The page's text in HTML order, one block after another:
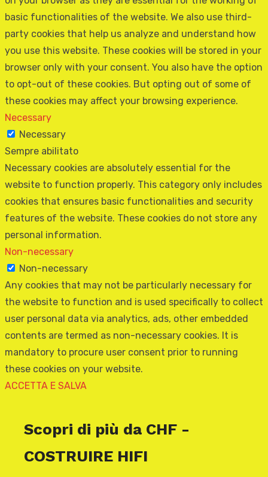
basic functionalities of the website. We also use third-
party cookies that help us analyze and understand how
you use this website. These cookies will be stored in your
browser only with your consent. You also have the option
to opt-out of these cookies. But opting out of some of
these cookies may affect your browsing experience.
Necessary
Necessary
Sempre abilitato
Necessary cookies are absolutely essential for the
website to function properly. This category only includes
cookies that ensures basic functionalities and security
features of the website. These cookies do not store any
personal information.
Non-necessary
Non-necessary
Any cookies that may not be particularly necessary for
the website to function and is used specifically to collect
user personal data via analytics, ads, other embedded
contents are termed as non-necessary cookies. It is
mandatory to procure user consent prior to running
these cookies on your website.
ACCETTA E SALVA
Scopri di più da CHF -
COSTRUIRE HIFI